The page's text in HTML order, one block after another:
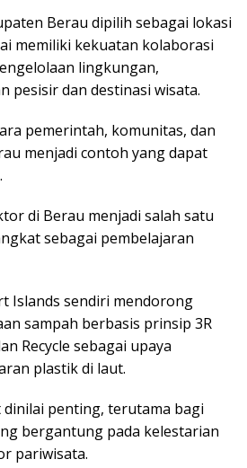
Berau dipilih sebagai lokasi
memiliki kekuatan kolaborasi
lingkungan,
pesisir dan destinasi wisata.
pemerintah, komunitas, dan
menjadi contoh yang dapat
di Berau menjadi salah satu
sebagai pembelajaran
Islands sendiri mendorong
sampah berbasis prinsip 3R
Recycle sebagai upaya
plastik di laut.
penting, terutama bagi
bergantung pada kelestarian
pariwisata.